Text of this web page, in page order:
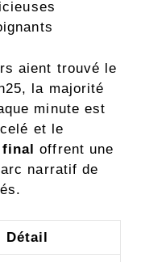
aient trouvé le
la majorité
minute est
et le
offrent une
narratif de
Détail